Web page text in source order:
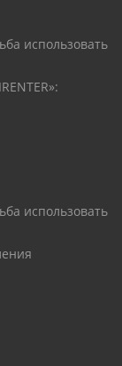
использовать
использовать